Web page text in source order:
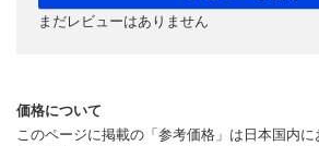
まだレビューはありません
価格について
このページに掲載の「参考価格」は日本国内